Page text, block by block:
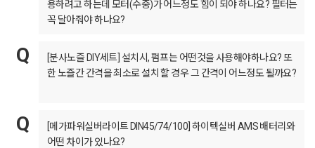
용하려고 하는데 모터(수중)가 어느정도 힘이 되야 하나요? 필터는
꼭 달아줘야 하나요?
[분사노즐 DIY세트] 설치시, 펌프는 어떤것을 사용해야하나요? 또
한 노즐간 간격을 최소로 설치 할 경우 그 간격이 어느정도 될까요?
[메가파워실버라이트 DIN45/74/100] 하이텍실버 AMS 배터리와
어떤 차이가 있나요?